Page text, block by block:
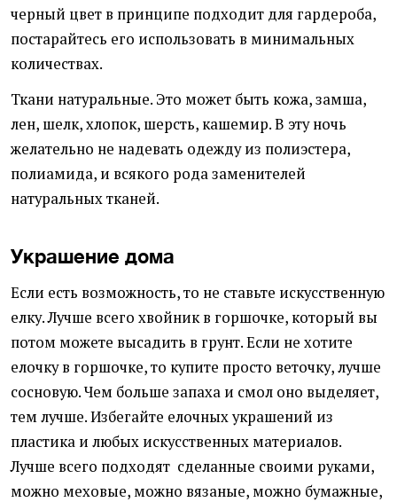
черный цвет в принципе подходит для гардероба,
постарайтесь его использовать в минимальных
количествах.
Ткани натуральные. Это может быть кожа, замша,
лен, шелк, хлопок, шерсть, кашемир. В эту ночь
желательно не надевать одежду из полиэстера,
полиамида, и всякого рода заменителей
натуральных тканей.
Украшение дома
Если есть возможность, то не ставьте искусственную
елку. Лучше всего хвойник в горшочке, который вы
потом можете высадить в грунт. Если не хотите
елочку в горшочке, то купите просто веточку, лучше
сосновую. Чем больше запаха и смол оно выделяет,
тем лучше. Избегайте елочных украшений из
пластика и любых искусственных материалов.
Лучше всего подходят сделанные своими руками,
можно меховые, можно вязаные, можно бумажные,